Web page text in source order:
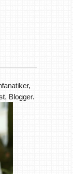
Blogger.